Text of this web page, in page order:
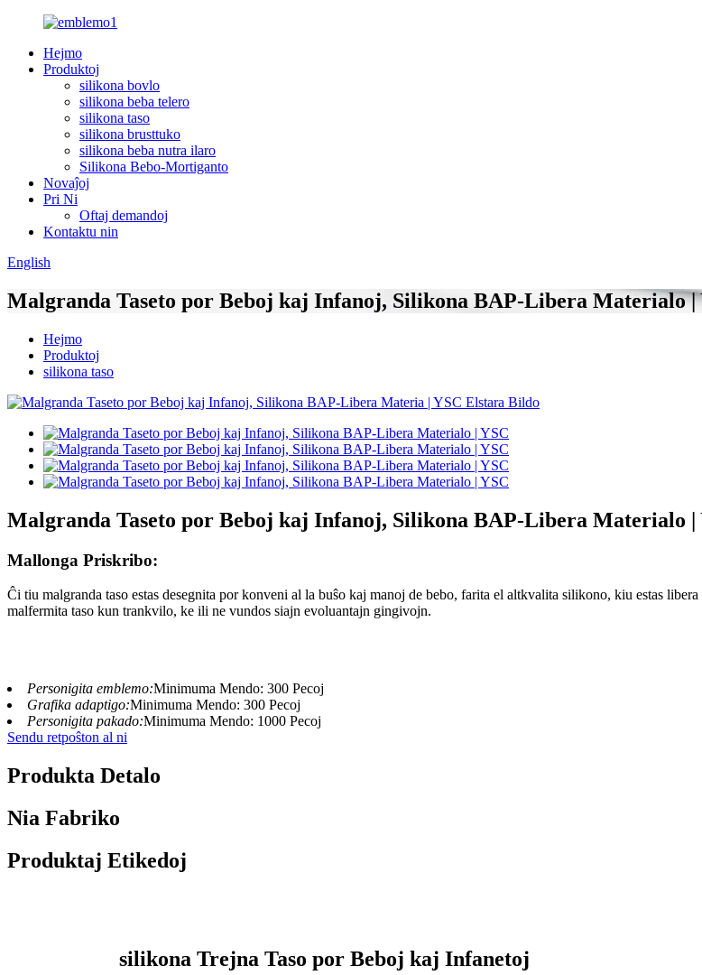
Hejmo
Produktoj
silikona bovlo
silikona beba telero
silikona taso
silikona brusttuko
silikona beba nutra ilaro
Silikona Bebo-Mortiganto
Novaĵoj
Pri Ni
Oftaj demandoj
Kontaktu nin
English
Malgranda Taseto por Beboj kaj Infanoj, Silikona BAP-Libera Materialo |
Hejmo
Produktoj
silikona taso
Malgranda Taseto por Beboj kaj Infanoj, Silikona BAP-Libera Materialo |
Mallonga Priskribo:
Ĉi tiu malgranda taso estas desegnita por konveni al la buŝo kaj manoj de bebo, farita el altkvalita silikono, kiu estas
malfermita taso kun trankvilo, ke ili ne vundos siajn evoluantajn gingivojn.
Personigita emblemo:Minimuma Mendo: 300 Pecoj
Grafika adaptigo:Minimuma Mendo: 300 Pecoj
Personigita pakado:Minimuma Mendo: 1000 Pecoj
Sendu retpoŝton al ni
Produkta Detalo
Nia Fabriko
Produktaj Etikedoj
silikona Trejna Taso por Beboj kaj Infanetoj